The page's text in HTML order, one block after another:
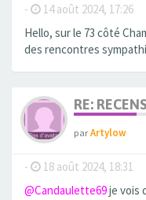
- 14 août 2024, 17:26
Hello, sur le 73 côté
des rencontres
RE:
parArtylow
- 18 août 2024, 18:31
@Candaulette69je vois